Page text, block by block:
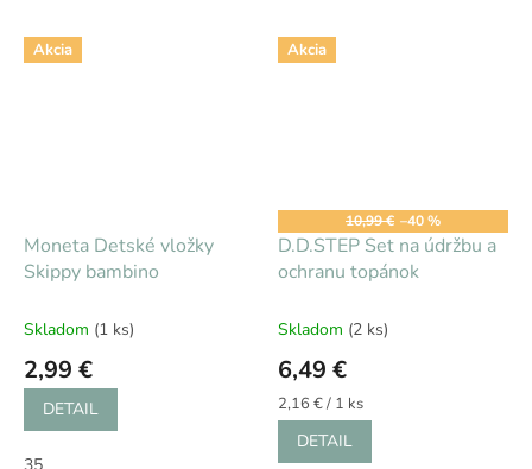
Akcia
Moneta Detské vložky
Skippy bambino
Skladom (1 ks)
2,99 €
DETAIL
35
Akcia
10,99 € –40 %
D.D.STEP Set na údržbu a
ochranu topánok
Skladom (2 ks)
6,49 €
Jednotková
cena:
2,16 € / 1 ks
DETAIL